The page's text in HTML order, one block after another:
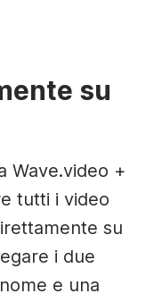
su
Wave.video +
tutti i video
su
i due
e una